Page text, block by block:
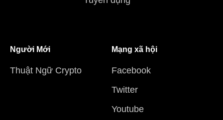
Người Mới
Thuật Ngữ Crypto
Mạng xã hội
Facebook
Twitter
Youtube